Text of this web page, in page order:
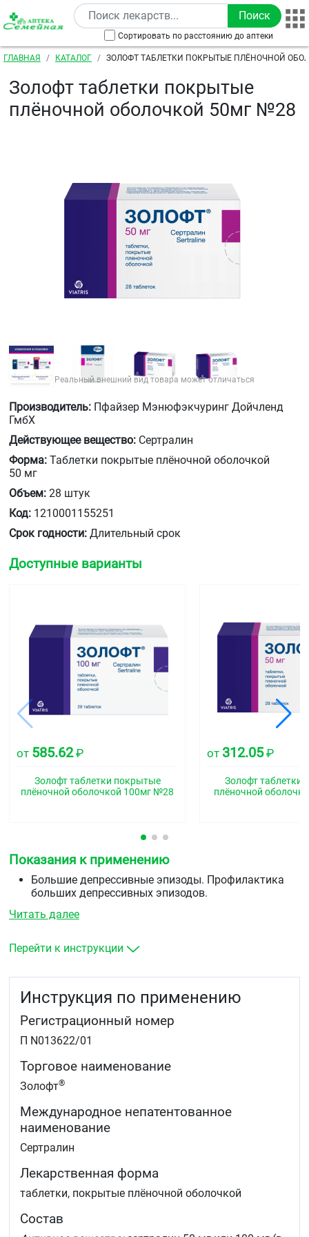
Перейти к основному содержанию
Сортировать по расстоянию до аптеки
Строка навигации
ГЛАВНАЯ КАТАЛОГ ЗОЛОФТ ТАБЛЕТКИ ПОКРЫТЫЕ ПЛЁНОЧНОЙ
Золофт таблетки покрытые
плёночной оболочкой 50мг №28
Реальный внешний вид товара может отличаться
Производитель: Пфайзер Мэнюфэкчуринг Дойчленд
ГмбХ
Действующее вещество: Сертралин
Форма: Таблетки покрытые плёночной оболочкой
50 мг
Объем: 28 штук
Код: 1210001155251
Срок годности: Длительный срок
Доступные варианты
от 585.62₽
Золофт таблетки покрытые
плёночной оболочкой 100мг №28
от 312.05₽
Золофт таблетки
плёночной
Показания к применению
Большие депрессивные эпизоды. Профилактика
больших депрессивных эпизодов.
взрослых и детей в возрасте 6-17 лет.
неё).
Читать далее
Перейти к инструкции
Инструкция по применению
Регистрационный номер
П N013622/01
Торговое наименование
Золофт®
Международное непатентованное
наименование
Сертралин
Лекарственная форма
таблетки, покрытые плёночной оболочкой
Состав